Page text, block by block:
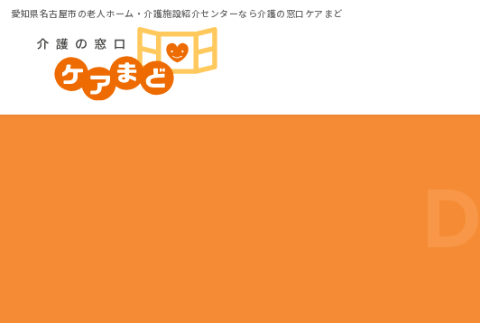
愛知県名古屋市の老人ホーム・介護施設紹介センターなら介護の窓口ケアまど